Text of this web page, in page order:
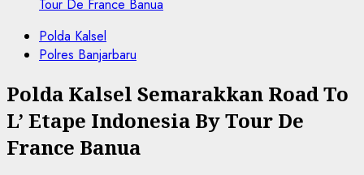
Tour De France Banua
Polda Kalsel
Polres Banjarbaru
Polda Kalsel Semarakkan Road To
L’ Etape Indonesia By Tour De
France Banua